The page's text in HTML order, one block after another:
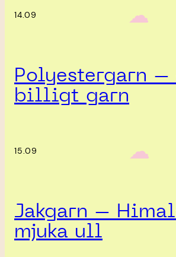
14.09 ‎ ‎‎ ☁︎‎‎
Polyestergarn –
billigt garn
15.09 ‎ ‎‎ ☁︎‎‎
Jakgarn –
mjuka ull